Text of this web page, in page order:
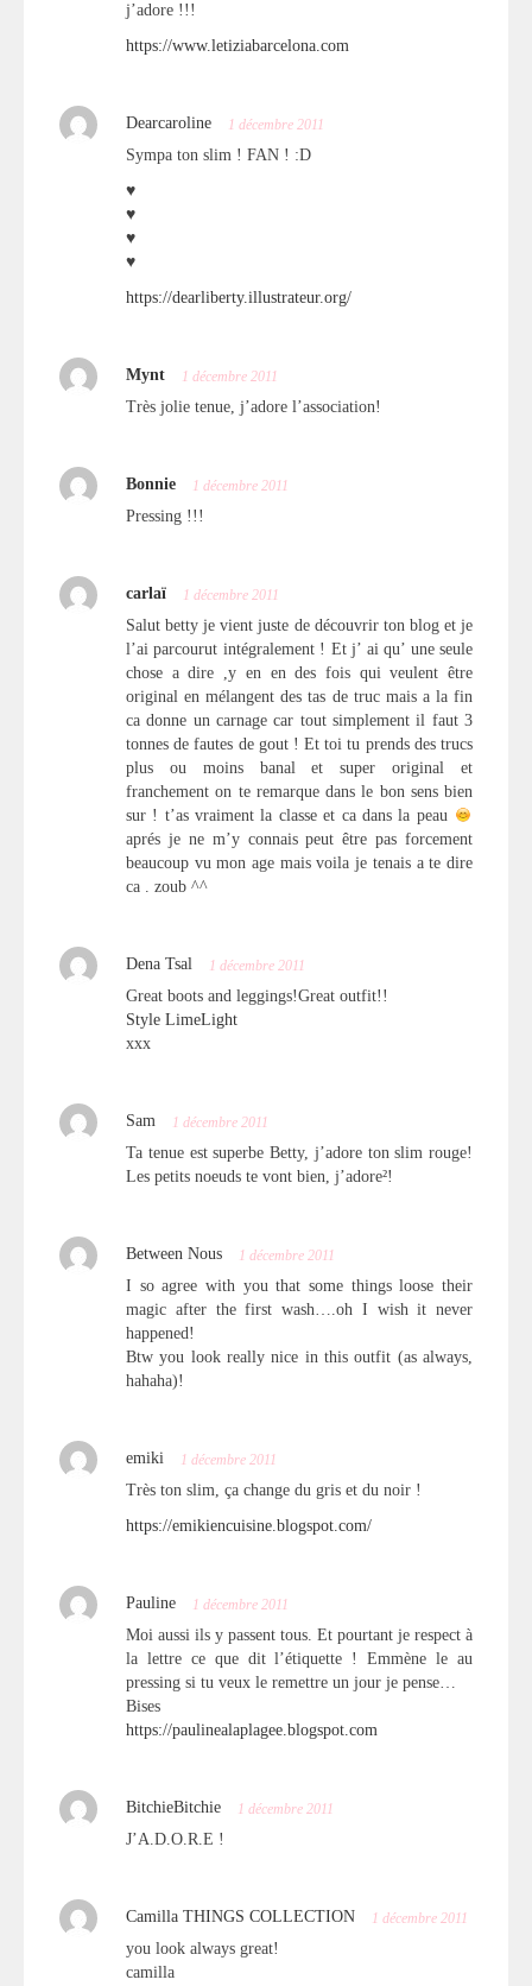
j’adore !!!
https://www.letiziabarcelona.com
Dearcaroline 1 décembre 2011
Sympa ton slim ! FAN ! :D
♥
♥
♥
♥
https://dearliberty.illustrateur.org/
Mynt 1 décembre 2011
Très jolie tenue, j’adore l’association!
Bonnie 1 décembre 2011
Pressing !!!
carlaï 1 décembre 2011
Salut betty je vient juste de découvrir ton blog et je
l’ai parcourut intégralement ! Et j’ ai qu’ une seule
chose a dire ,y en en des fois qui veulent être
original en mélangent des tas de truc mais a la fin
ca donne un carnage car tout simplement il faut 3
tonnes de fautes de gout ! Et toi tu prends des trucs
plus ou moins banal et super original et
franchement on te remarque dans le bon sens bien
sur ! t’as vraiment la classe et ca dans la peau
aprés je ne m’y connais peut être pas forcement
beaucoup vu mon age mais voila je tenais a te dire
ca . zoub ^^
Dena Tsal 1 décembre 2011
Great boots and leggings!Great outfit!!
Style LimeLight
xxx
Sam 1 décembre 2011
Ta tenue est superbe Betty, j’adore ton slim rouge!
Les petits noeuds te vont bien, j’adore²!
Between Nous 1 décembre 2011
I so agree with you that some things loose their
magic after the first wash….oh I wish it never
happened!
Btw you look really nice in this outfit (as always,
hahaha)!
emiki 1 décembre 2011
Très ton slim, ça change du gris et du noir !
https://emikiencuisine.blogspot.com/
Pauline 1 décembre 2011
Moi aussi ils y passent tous. Et pourtant je respect à
la lettre ce que dit l’étiquette ! Emmène le au
pressing si tu veux le remettre un jour je pense…
Bises
https://paulinealaplagee.blogspot.com
BitchieBitchie 1 décembre 2011
J’A.D.O.R.E !
Camilla THINGS COLLECTION 1 décembre 2011
you look always great!
camilla